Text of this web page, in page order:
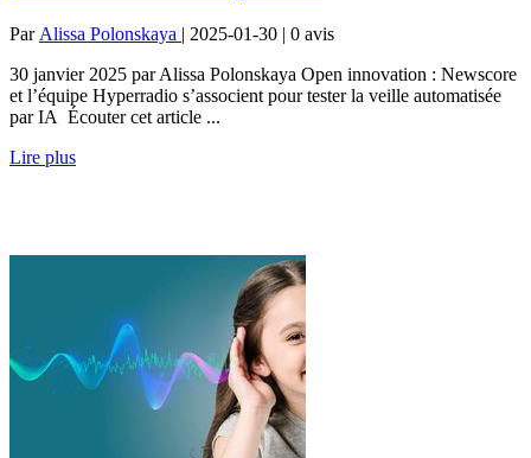
Par Alissa Polonskaya | 2025-01-30 | 0 avis
30 janvier 2025 par Alissa Polonskaya Open innovation : Newscore
et l’équipe Hyperradio s’associent pour tester la veille automatisée
par IA Écouter cet article ...
Lire plus